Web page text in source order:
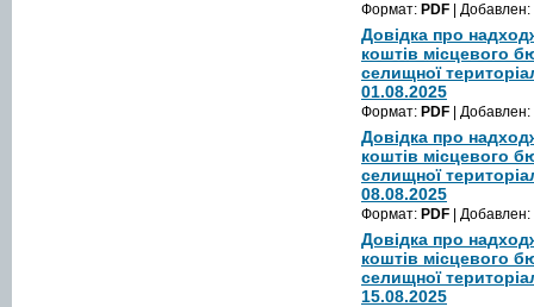
Формат: PDF | Добавлен:
Довідка про
коштів місцевого
селищної
01.08.2025
Формат: PDF | Добавлен:
Довідка про
коштів місцевого
селищної
08.08.2025
Формат: PDF | Добавлен:
Довідка про
коштів місцевого
селищної
15.08.2025